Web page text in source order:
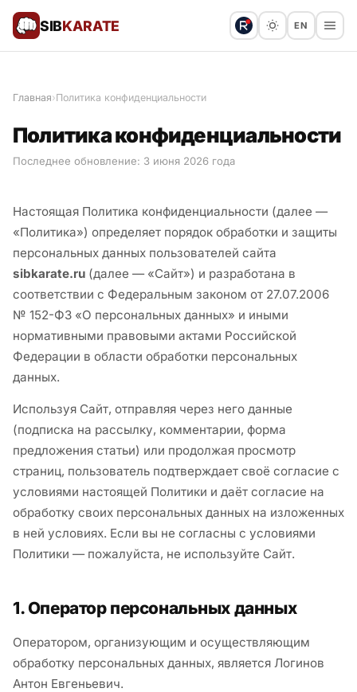
SIBKARATE EN
Популярное
Анонсы мероприятий
История и философия
Мастера киокушинкай
Питание
Психология бойца
Растяжка и ОФП
Терминология
Техника и ката
Турниры
Главная›Политика конфиденциальности
Политика конфиденциальности
Последнее обновление: 3 июня 2026 года
Настоящая Политика конфиденциальности (далее —
«Политика») определяет порядок обработки и защиты
персональных данных пользователей сайта
sibkarate.ru (далее — «Сайт») и разработана в
соответствии с Федеральным законом от 27.07.2006
№ 152-ФЗ «О персональных данных» и иными
нормативными правовыми актами Российской
Федерации в области обработки персональных
данных.
Используя Сайт, отправляя через него данные
(подписка на рассылку, комментарии, форма
предложения статьи) или продолжая просмотр
страниц, пользователь подтверждает своё согласие с
условиями настоящей Политики и даёт согласие на
обработку своих персональных данных на изложенных
в ней условиях. Если вы не согласны с условиями
Политики — пожалуйста, не используйте Сайт.
1. Оператор персональных данных
Оператором, организующим и осуществляющим
обработку персональных данных, является Логинов
Антон Евгеньевич.